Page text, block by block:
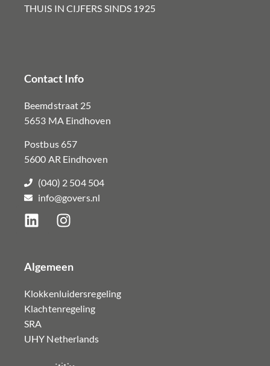
THUIS IN CIJFERS SINDS 1925​
Contact Info
Beemdstraat 25
5653 MA Eindhoven
Postbus 657
5600 AR Eindhoven
(040) 2 504 504
info@govers.nl
Algemeen
Klokkenluidersregeling
Klachtenregeling
SRA
UHY Netherlands